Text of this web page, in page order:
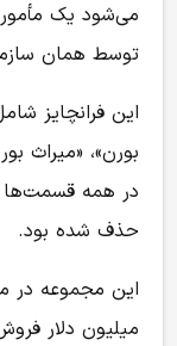
می‌شود یک مأمور
توسط همان
این فرانچایز
بورن»، «میراث
در همه قسمت‌ها
حذف شده بود.
این مجموعه در
میلیون دلار